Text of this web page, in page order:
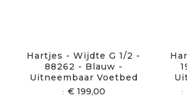
Hartjes - Wijdte G 1/2 -
88262 - Blauw -
Uitneembaar Voetbed
€ 199,00